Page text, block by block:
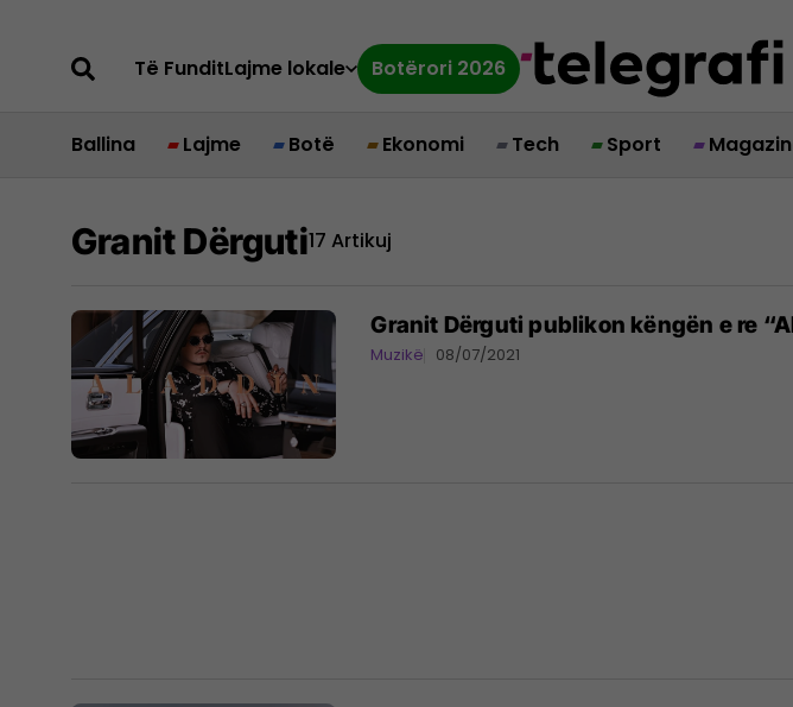
Të FunditLajme lokale Botërori 2026
Ballina Lajme Botë Ekonomi Tech Sport
Granit Dërguti17 Artikuj
Granit Dërguti publikon këngën e re
Muzikë 08/07/2021